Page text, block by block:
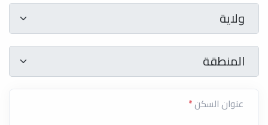
ولاية
المنطقة
المنطقة
عنوان السكن*